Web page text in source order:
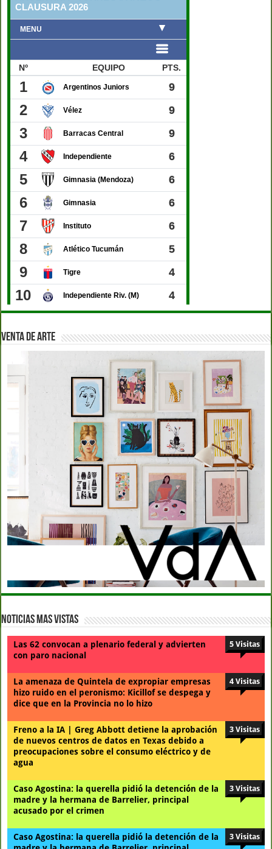
VENTA DE ARTE
Noticias Mas Vistas
Las 62 convocan a plenario federal y advierten
con paro nacional
5 Visitas
La amenaza de Quintela de expropiar empresas
hizo ruido en el peronismo: Kicillof se despega y
dice que en la Provincia no lo hizo
4 Visitas
Freno a la IA | Greg Abbott detiene la aprobación
de nuevos centros de datos en Texas debido a
preocupaciones sobre el consumo eléctrico y de
agua
3 Visitas
Caso Agostina: la querella pidió la detención de la
madre y la hermana de Barrelier, principal
acusado por el crimen
3 Visitas
Caso Agostina: la querella pidió la detención de la
3 Visitas